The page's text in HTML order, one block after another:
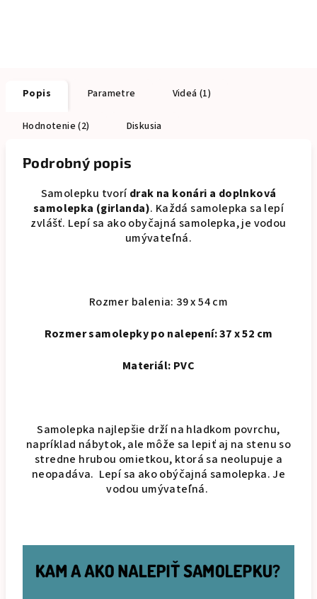
Popis Parametre Videá (1)
Hodnotenie (2) Diskusia
Podrobný popis
Samolepku tvorídrak na konári a doplnková
samolepka (girlanda). Každá samolepka sa lepí
zvlášť. Lepí sa ako obyčajná samolepka, je vodou
umývateľná.
Rozmer balenia: 39 x 54 cm
Rozmer samolepky po nalepení: 37 x 52 cm
Materiál: PVC
Samolepka najlepšie drží na hladkom povrchu,
napríklad nábytok, ale môže sa lepiť aj na stenu so
stredne hrubou omietkou, ktorá sa neolupuje a
neopadáva. Lepí sa ako obýčajná samolepka. Je
vodou umývateľná.